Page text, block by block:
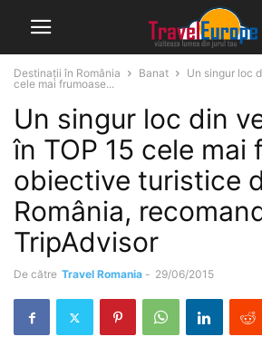
Destinații în România Banat
Un singur loc
cele mai frumoase...
Un singur loc din
în TOP 15 cele mai
obiective turistice
România,
TripAdvisor
De către Travel Romania - 29/06/2015